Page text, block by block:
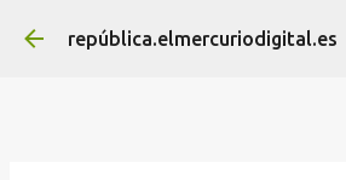
Ir al contenido
república.elmercuriodigital.es